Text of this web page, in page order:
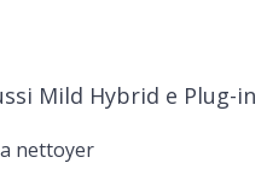
Mild Hybrid e Plug-in
nettoyer